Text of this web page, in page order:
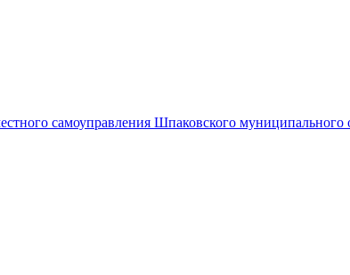
самоуправления Шпаковского муниципального